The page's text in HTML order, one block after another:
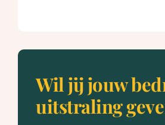
Wil jij jouw
uitstraling